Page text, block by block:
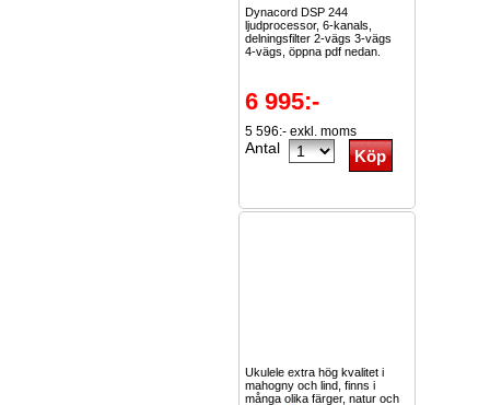
Dynacord DSP 244
ljudprocessor, 6-kanals,
delningsfilter 2-vägs 3-vägs
4-vägs, öppna pdf nedan.
6 995:-
5 596:- exkl. moms
Antal
Ukulele extra hög kvalitet i
mahogny och lind, finns i
många olika färger, natur och